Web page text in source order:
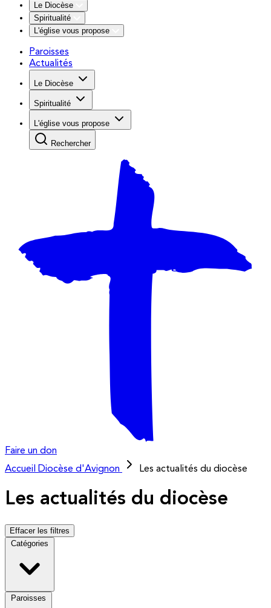
Le Diocèse
Spiritualité
L'église vous propose
Paroisses
Actualités
Le Diocèse
Spiritualité
L'église vous propose
Rechercher
Faire un don
Accueil
Diocèse d'Avignon Les actualités du diocèse
Les actualités du diocèse
Effacer les filtres
Catégories
Paroisses